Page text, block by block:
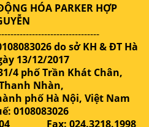
HÓA PARKER HỢP
do sở KH & ĐT Hà
13/12/2017
4 phố Trần Khát Chân,
Nhàn,
phố Hà Nội, Việt Nam
0108083026
Fax: 024.3218.1998